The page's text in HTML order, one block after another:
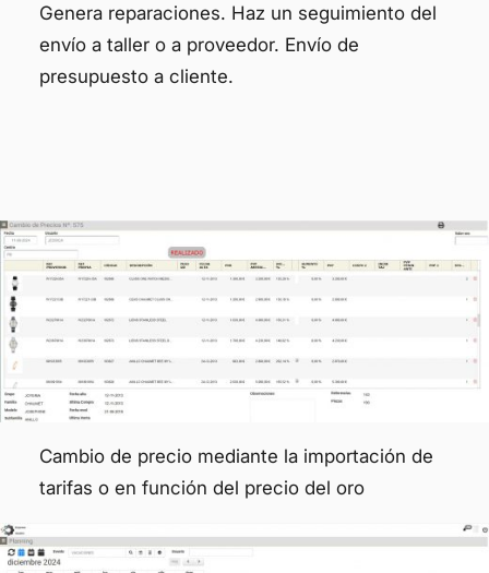
Genera reparaciones. Haz un seguimiento del
envío a taller o a proveedor. Envío de
presupuesto a cliente.
Cambio de precio mediante la importación de
tarifas o en función del precio del oro